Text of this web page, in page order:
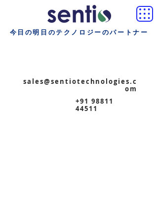
今日の明日のテクノロジーのパートナー
sales@sentiotechnologies.c
om
+91 98811
44511